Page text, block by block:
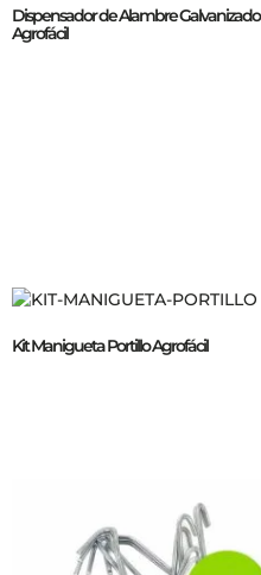
Dispensador de Alambre Galvanizado
Agrofácil
Kit Manigueta Portillo Agrofácil